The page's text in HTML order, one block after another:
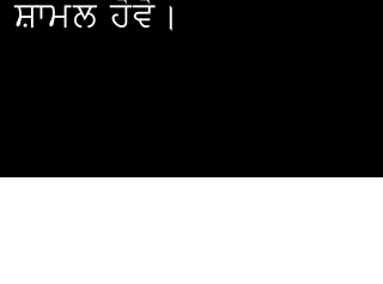
ਸ਼ਾਮਲ ਹੋਵੋ।